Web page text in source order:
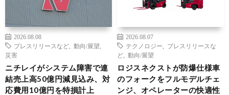
2026.08.08
プレスリリースなど
動向/展望
災害
ニチレイがシステム障害で連
結売上高50億円減見込み、対
応費用10億円を特損計上
2026.08.07
テクノロジー
プレスリリースな
ど
動向/展望
ロジスネクストが防爆仕様車
のフォークをフルモデルチェ
ンジ、オペレーターの快適性